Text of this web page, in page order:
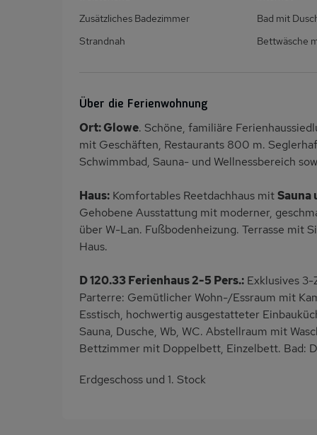
Zusätzliches Badezimmer
Bad mit
Strandnah
Bettwäsche
Über die Ferienwohnung
Ort: Glowe. Schöne, familiäre
mit Geschäften, Restaurants 800 m.
Schwimmbad, Sauna- und Wellnessbereich
Haus: Komfortables Reetdachhaus mitSauna
Gehobene Ausstattung mit moderner,
über W-Lan. Fußbodenheizung. Terrasse mit
Haus.
D 120.33 Ferienhaus 2-5 Pers.: Exklusives
Parterre: Gemütlicher Wohn-/Essraum mit
Esstisch, hochwertig ausgestatteter
Sauna, Dusche, Wb, WC. Abstellraum mit
Bettzimmer mit Doppelbett, Einzelbett. Bad:
Erdgeschoss und 1. Stock